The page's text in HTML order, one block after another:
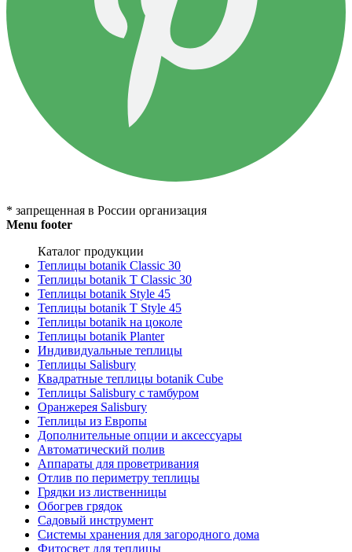
* запрещенная в России организация
Menu footer
Каталог продукции
Теплицы botanik Classic 30
Теплицы botanik T Classic 30
Теплицы botanik Style 45
Теплицы botanik Т Style 45
Теплицы botanik на цоколе
Теплицы botanik Planter
Индивидуальные теплицы
Теплицы Salisbury
Квадратные теплицы botanik Cube
Теплицы Salisbury с тамбуром
Оранжерея Salisbury
Теплицы из Европы
Дополнительные опции и аксессуары
Автоматический полив
Аппараты для проветривания
Отлив по периметру теплицы
Грядки из лиственницы
Обогрев грядок
Садовый инструмент
Системы хранения для загородного дома
Фитосвет для теплицы